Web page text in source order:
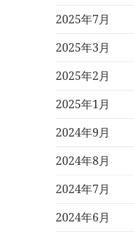
2025年7月
2025年3月
2025年2月
2025年1月
2024年9月
2024年8月
2024年7月
2024年6月